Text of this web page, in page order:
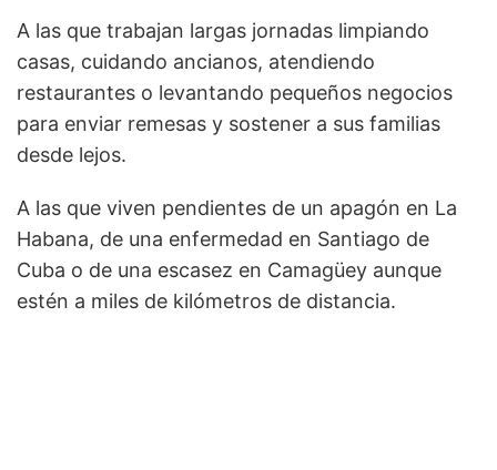
A las que trabajan largas jornadas limpiando
casas, cuidando ancianos, atendiendo
restaurantes o levantando pequeños negocios
para enviar remesas y sostener a sus familias
desde lejos.
A las que viven pendientes de un apagón en La
Habana, de una enfermedad en Santiago de
Cuba o de una escasez en Camagüey aunque
estén a miles de kilómetros de distancia.